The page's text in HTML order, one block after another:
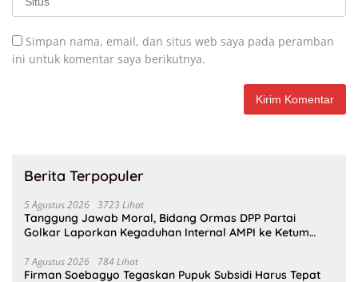
Simpan nama, email, dan situs web saya pada peramban
ini untuk komentar saya berikutnya.
Berita Terpopuler
5 Agustus 2026 3723 Lihat
Tanggung Jawab Moral, Bidang Ormas DPP Partai
Golkar Laporkan Kegaduhan Internal AMPI ke Ketum
7 Agustus 2026 784 Lihat
Firman Soebagyo Tegaskan Pupuk Subsidi Harus Tepat